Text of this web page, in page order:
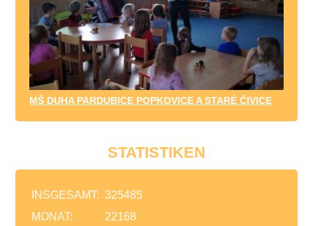
MŠ DUHA PARDUBICE POPKOVICE A STARÉ ČIVICE
STATISTIKEN
INSGESAMT: 325485
MONAT:
22168